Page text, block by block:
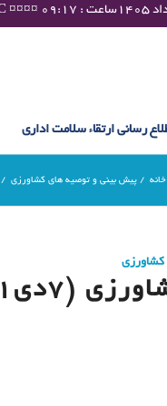
رسانی ارتقاء سلامت اداری
خانه / پیش بینی و توصیه های کشاورزی /